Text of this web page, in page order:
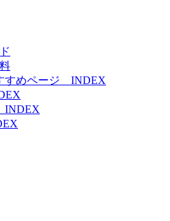
すめページ INDEX
INDEX